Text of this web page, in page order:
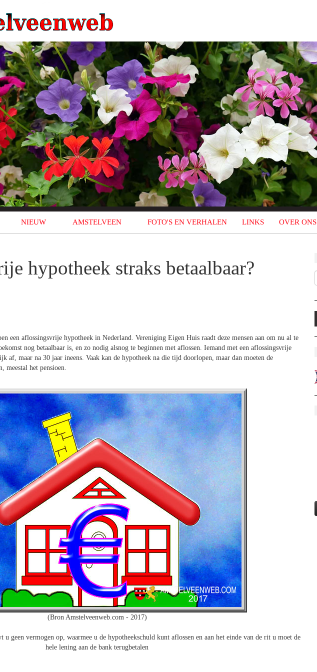
NIEUW AMSTELVEEN FOTO'S EN VERHALEN LINKS OVER ONS
hypotheek straks betaalbaar?
een aflossingsvrije hypotheek in Nederland. Vereniging Eigen Huis raadt deze mensen aan om nu al te
nog betaalbaar is, en zo nodig alsnog te beginnen met aflossen. Iemand met een aflossingsvrije
af, maar na 30 jaar ineens. Vaak kan de hypotheek na die tijd doorlopen, maar dan moeten de
meestal het pensioen.
(Bron Amstelveenweb.com - 2017)
geen vermogen op, waarmee u de hypotheekschuld kunt aflossen en aan het einde van de rit u moet de
hele lening aan de bank terugbetalen